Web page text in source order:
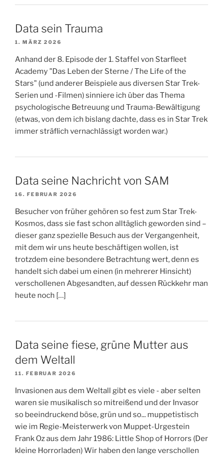
Data sein Trauma
1. MÄRZ 2026
Anhand der 8. Episode der 1. Staffel von Starfleet
Academy "Das Leben der Sterne / The Life of the
Stars" (und anderer Beispiele aus diversen Star Trek-
Serien und -Filmen) sinniere ich über das Thema
psychologische Betreuung und Trauma-Bewältigung
(etwas, von dem ich bislang dachte, dass es in Star Trek
immer sträflich vernachlässigt worden war.)
Data seine Nachricht von SAM
16. FEBRUAR 2026
Besucher von früher gehören so fest zum Star Trek-
Kosmos, dass sie fast schon alltäglich geworden sind –
dieser ganz spezielle Besuch aus der Vergangenheit,
mit dem wir uns heute beschäftigen wollen, ist
trotzdem eine besondere Betrachtung wert, denn es
handelt sich dabei um einen (in mehrerer Hinsicht)
verschollenen Abgesandten, auf dessen Rückkehr man
heute noch […]
Data seine fiese, grüne Mutter aus
dem Weltall
11. FEBRUAR 2026
Invasionen aus dem Weltall gibt es viele - aber selten
waren sie musikalisch so mitreißend und der Invasor
so beeindruckend böse, grün und so... muppetistisch
wie im Regie-Meisterwerk von Muppet-Urgestein
Frank Oz aus dem Jahr 1986: Little Shop of Horrors (Der
kleine Horrorladen) Wir haben den lange verschollen